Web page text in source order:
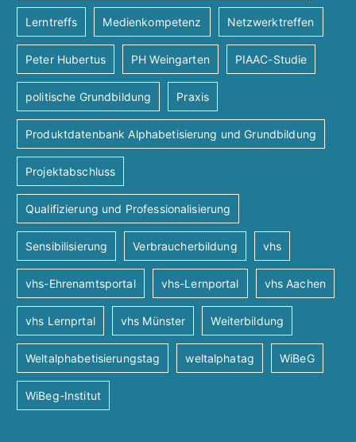
Lerntreffs Medienkompetenz Netzwerktreffen
Peter Hubertus PH Weingarten PIAAC-Studie
politische Grundbildung Praxis
Produktdatenbank Alphabetisierung und Grundbildung
Projektabschluss
Qualifizierung und Professionalisierung
Sensibilisierung Verbraucherbildung vhs
vhs-Ehrenamtsportal vhs-Lernportal vhs Aachen
vhs Lernprtal vhs Münster Weiterbildung
Weltalphabetisierungstag weltalphatag WiBeG
WiBeg-Institut